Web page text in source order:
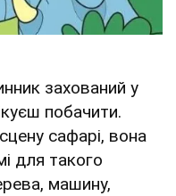
захований у
побачити.
сафарі, вона
для такого
машину,